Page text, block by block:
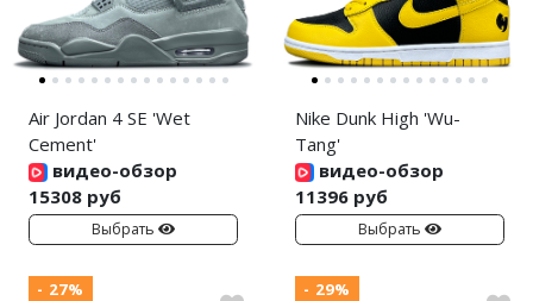
Air Jordan 4 SE 'Wet
Cement'
видео-обзор
15308 руб
Выбрать
Nike Dunk High 'Wu-
Tang'
видео-обзор
11396 руб
Выбрать
- 27% - 29%